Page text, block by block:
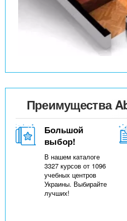
Преимущества
Большой
выбор!
В нашем каталоге
3327 курсов от 1096
учебных центров
Украины. Выбирайте
лучших!